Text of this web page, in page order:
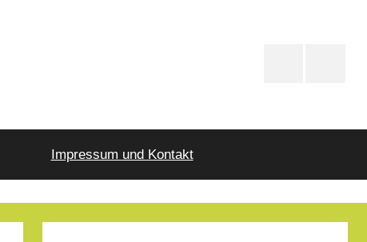
Impressum und Kontakt